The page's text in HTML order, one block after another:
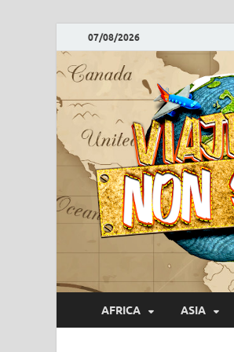
07/08/2026
AFRICA ASIA